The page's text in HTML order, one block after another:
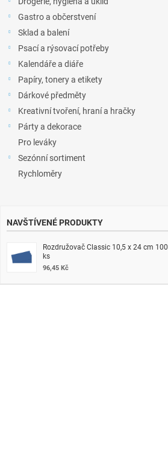
Gastro a občerstvení
Sklad a balení
Psací a rýsovací potřeby
Kalendáře a diáře
Papíry, tonery a etikety
Dárkové předměty
Kreativní tvoření, hraní a hračky
Párty a dekorace
Pro leváky
Sezónní sortiment
Rychloměry
NAVŠTÍVENÉ PRODUKTY
Rozdružovač Classic 10,5 x 24 cm 100
ks
96,45 Kč